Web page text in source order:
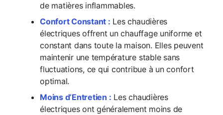
de matières inflammables.
Confort Constant : Les chaudières
électriques offrent un chauffage uniforme et
constant dans toute la maison. Elles peuvent
maintenir une température stable sans
fluctuations, ce qui contribue à un confort
optimal.
Moins d’Entretien : Les chaudières
électriques ont généralement moins de